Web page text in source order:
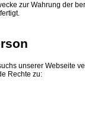
zur Wahrung der
unserer Webseite
Rechte zu: